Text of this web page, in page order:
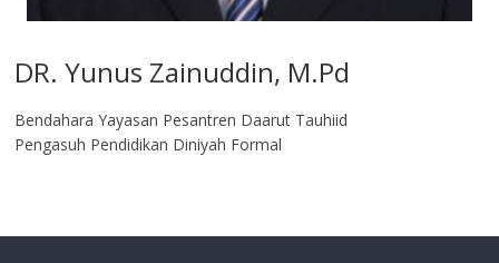
DR. Yunus Zainuddin, M.Pd
Bendahara Yayasan Pesantren Daarut Tauhiid
Pengasuh Pendidikan Diniyah Formal